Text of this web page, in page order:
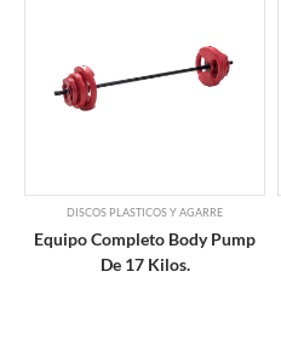
DISCOS PLASTICOS Y AGARRE
Equipo Completo Body Pump
De 17 Kilos.